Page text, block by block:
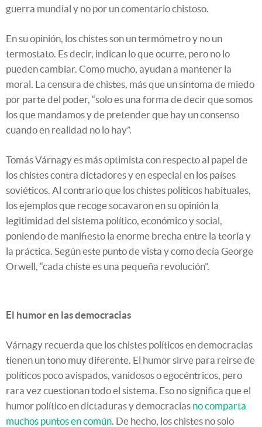
guerra mundial y no por un comentario chistoso.
En su opinión, los chistes son un termómetro y no un
termostato. Es decir, indican lo que ocurre, pero no lo
pueden cambiar. Como mucho, ayudan a mantener la
moral. La censura de chistes, más que un síntoma de miedo
por parte del poder, “solo es una forma de decir que somos
los que mandamos y de pretender que hay un consenso
cuando en realidad no lo hay”.
Tomás Várnagy es más optimista con respecto al papel de
los chistes contra dictadores y en especial en los países
soviéticos. Al contrario que los chistes políticos habituales,
los ejemplos que recoge socavaron en su opinión la
legitimidad del sistema político, económico y social,
poniendo de manifiesto la enorme brecha entre la teoría y
la práctica. Según este punto de vista y como decía George
Orwell, “cada chiste es una pequeña revolución”.
El humor en las democracias
Várnagy recuerda que los chistes políticos en democracias
tienen un tono muy diferente. El humor sirve para reírse de
políticos poco avispados, vanidosos o egocéntricos, pero
rara vez cuestionan todo el sistema. Eso no significa que el
humor político en dictaduras y democracias no comparta
muchos puntos en común . De hecho, los chistes no solo